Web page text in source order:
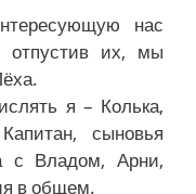
нас
их, мы
я – Колька,
сыновья
с Владом, Арни,
в общем.